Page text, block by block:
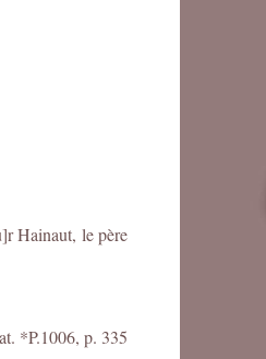
Hainaut, le père
*P.1006, p. 335